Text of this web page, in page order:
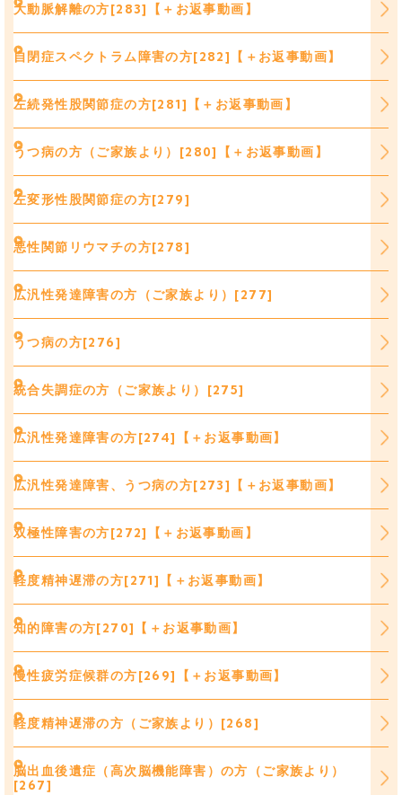
大動脈解離の方[283]【＋お返事動画】
自閉症スペクトラム障害の方[282]【＋お返事動画】
左続発性股関節症の方[281]【＋お返事動画】
うつ病の方（ご家族より）[280]【＋お返事動画】
左変形性股関節症の方[279]
悪性関節リウマチの方[278]
広汎性発達障害の方（ご家族より）[277]
うつ病の方[276]
統合失調症の方（ご家族より）[275]
広汎性発達障害の方[274]【＋お返事動画】
広汎性発達障害、うつ病の方[273]【＋お返事動画】
双極性障害の方[272]【＋お返事動画】
軽度精神遅滞の方[271]【＋お返事動画】
知的障害の方[270]【＋お返事動画】
慢性疲労症候群の方[269]【＋お返事動画】
軽度精神遅滞の方（ご家族より）[268]
脳出血後遺症（高次脳機能障害）の方（ご家族より）
[267]